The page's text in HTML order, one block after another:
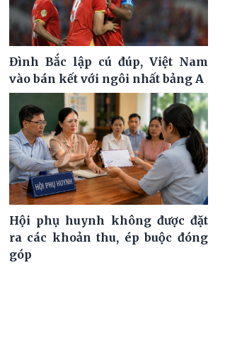
Đình Bắc lập cú đúp, Việt Nam
vào bán kết với ngôi nhất bảng A
Hội phụ huynh không được đặt
ra các khoản thu, ép buộc đóng
góp